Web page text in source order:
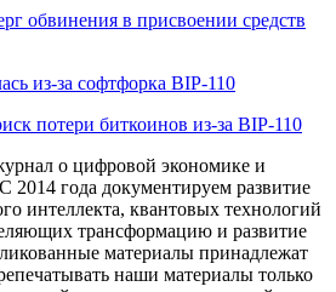
обвинения в присвоении средств
из-за софтфорка BIP-110
потери биткоинов из-за BIP-110
о цифровой экономике и
2014 года документируем развитие
интеллекта, квантовых технологий
трансформацию и развитие
материалы принадлежат
наши материалы только